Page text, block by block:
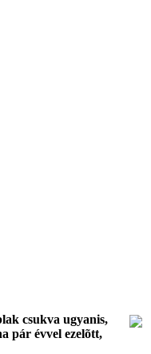
csukva ugyanis,
pár évvel ezelõtt,